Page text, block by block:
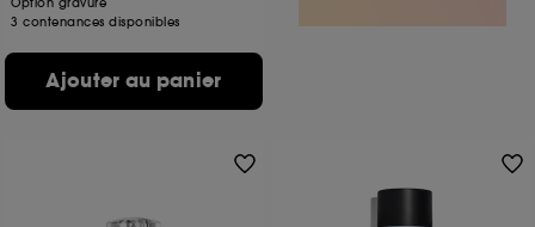
3 contenances disponibles
Ajouter au panier